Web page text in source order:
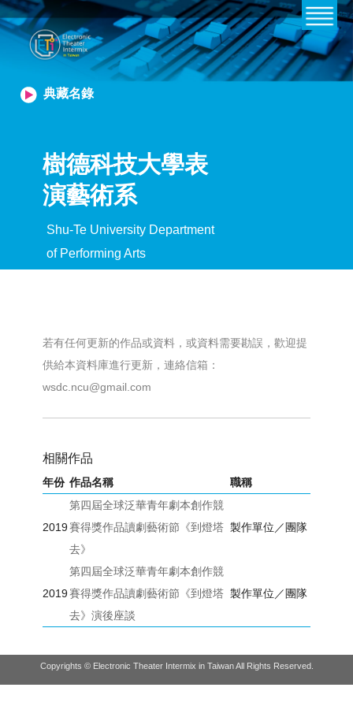
典藏名錄
樹德科技大學表
演藝術系
Shu-Te University Department
of Performing Arts
若有任何更新的作品或資料，或資料需要勘誤，歡迎提
供給本資料庫進行更新，連絡信箱：
wsdc.ncu@gmail.com
相關作品
年份 作品名稱 職稱
2019
第四屆全球泛華青年劇本創作競
賽得獎作品讀劇藝術節《到燈塔
去》
製作單位／團隊
2019
第四屆全球泛華青年劇本創作競
賽得獎作品讀劇藝術節《到燈塔
去》演後座談
製作單位／團隊
Copyrights © Electronic Theater Intermix in Taiwan All Rights Reserved.